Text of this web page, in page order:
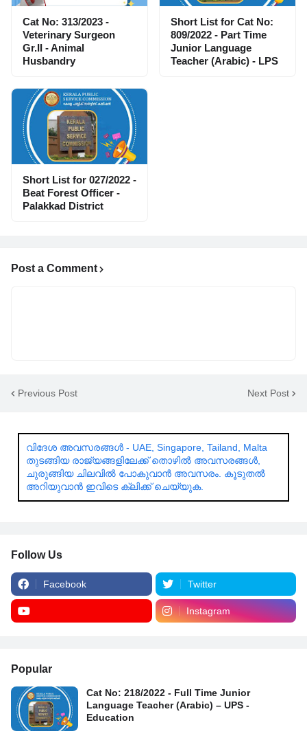
Cat No: 313/2023 -
Veterinary Surgeon
Gr.II - Animal
Husbandry
Short List for Cat No:
809/2022 - Part Time
Junior Language
Teacher (Arabic) - LPS
Short List for 027/2022 -
Beat Forest Officer -
Palakkad District
Post a Comment
Previous Post Next Post
വിദേശ അവസരങ്ങൾ - UAE, Singapore, Tailand, Malta
തുടങ്ങിയ രാജ്യങ്ങളിലേക്ക് തൊഴിൽ അവസരങ്ങൾ,
ചുരുങ്ങിയ ചിലവിൽ പോകുവാൻ അവസരം. കൂടുതൽ
അറിയുവാൻ ഇവിടെ ക്ലിക്ക് ചെയ്യുക.
Follow Us
Facebook Twitter
Instagram
Popular
Cat No: 218/2022 - Full Time Junior
Language Teacher (Arabic) – UPS -
Education